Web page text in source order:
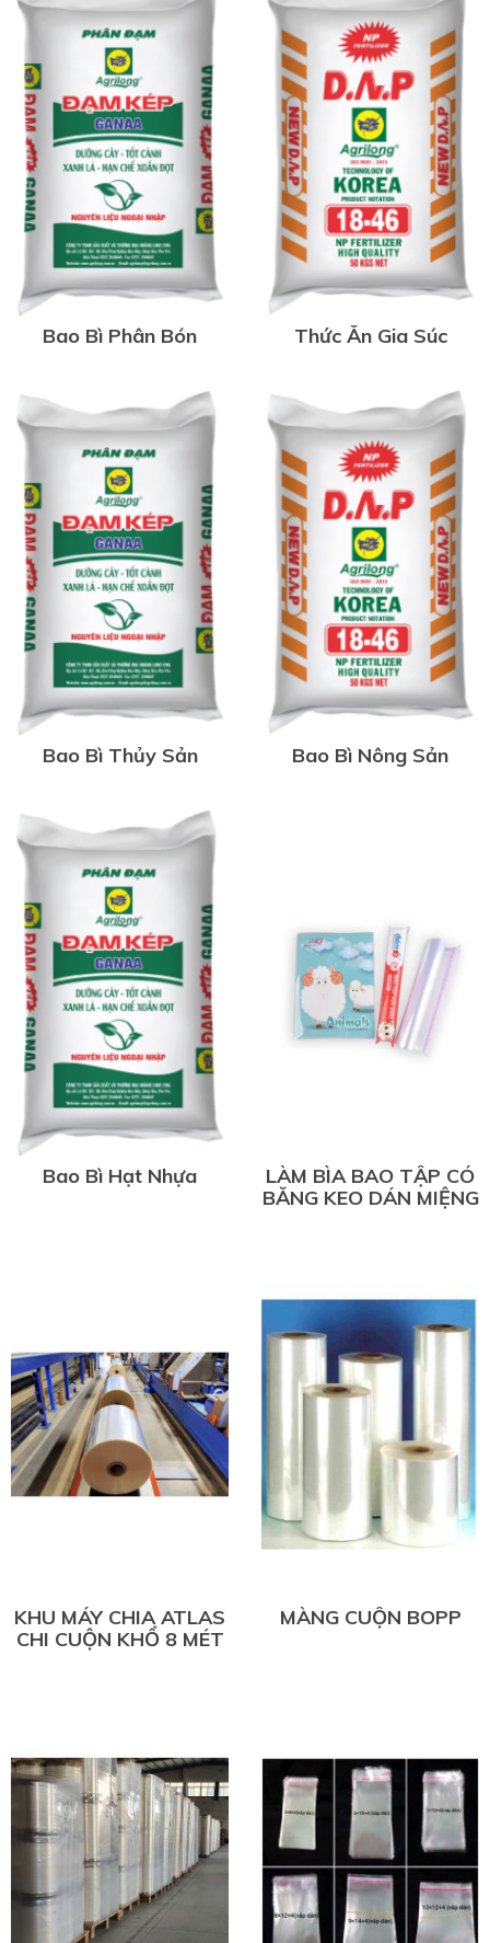
Bao Bì Phân Bón Thức Ăn Gia Súc
Bao Bì Thủy Sản Bao Bì Nông Sản
Bao Bì Hạt Nhựa
LÀM BÌA BAO TẬP CÓ
BĂNG KEO DÁN MIỆNG
KHU MÁY CHIA ATLAS
CHI CUỘN KHỔ 8 MÉT
MÀNG CUỘN BOPP